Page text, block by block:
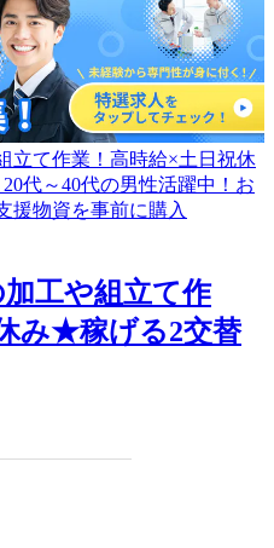
工や組立て作
み★稼げる2交替